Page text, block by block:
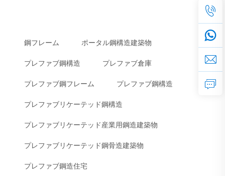
鋼フレーム ポータル鋼構造建築物
プレファブ鋼構造 プレファブ倉庫
プレファブ鋼フレーム プレファブ鋼構造
プレファブリケーテッド鋼構造
プレファブリケーテッド産業用鋼造建築物
プレファブリケーテッド鋼骨造建築物
プレファブ鋼造住宅